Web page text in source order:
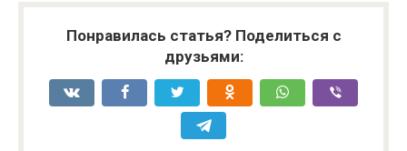
Понравилась статья? Поделиться с
друзьями: